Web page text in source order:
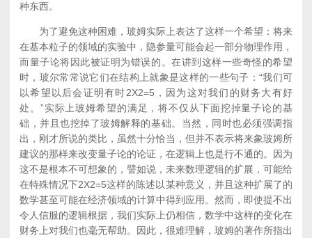
种东西。
为了避免这种困难，玻姆实际上表达了这样一个希望：将来
在基本粒子的领域的实验中，隐参量可能会起一部分物理作用，
而量子论将因此被证明为错误的。在讲到这样一些奇怪的希望
时，玻尔常常说它们在结构上就象是这样的一些句子：“我们可
以希望以后会证明有时2X2=5，因为这对我们的财务大有好
处。”实际上玻姆希望的满足，将不仅从下面挖掉量子论的基
础，并且也挖掉了玻姆解释的基础。当然，同时也必须强调指
出，刚才所说的类比，虽然十分恰当，但并不表示将来象玻姆所
建议的那样来改变量子论的论证，在逻辑上也是行不通的。因为
这不是根本不可想象的，譬如说，未来数理逻辑的扩展，可能给
在特殊情况下2X2=5这样的陈述以某种意义，并且这种扩展了的
数学甚至可能在经济领域的计算中得到应用。然而，即使提不出
令人信服的逻辑根据，我们实际上仍相信，数学中这样的变化在
财务上对我们也毫无帮助。因此，很难理解，玻姆的著作所指出